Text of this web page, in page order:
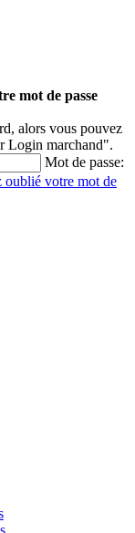
mot de passe
alors vous pouvez
Login marchand".
Mot de passe:
oublié votre mot de